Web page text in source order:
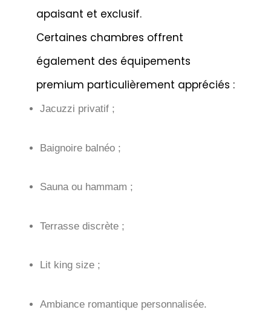
apaisant et exclusif.
Certaines chambres offrent
également des équipements
premium particulièrement appréciés :
Jacuzzi privatif ;
Baignoire balnéo ;
Sauna ou hammam ;
Terrasse discrète ;
Lit king size ;
Ambiance romantique personnalisée.